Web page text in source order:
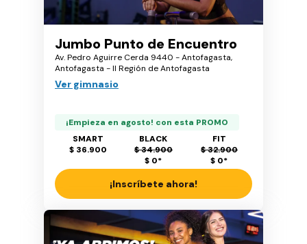
Jumbo Punto de Encuentro
Av. Pedro Aguirre Cerda 9440 - Antofagasta,
Antofagasta - II Región de Antofagasta
Ver gimnasio
¡Empieza en agosto! con esta PROMO
SMART
$ 36.900
BLACK
$ 34.900
$ 0*
FIT
$ 32.900
$ 0*
¡Inscríbete ahora!